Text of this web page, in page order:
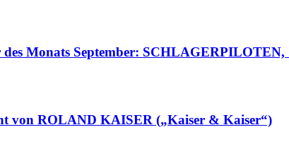
Monats September:
von ROLAND KAISER („Kaiser & Kaiser“)